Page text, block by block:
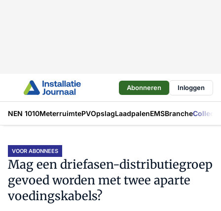
Abonneren Inloggen
NEN 1010MeterruimtePVOpslagLaadpalenEMSBranche
VOOR ABONNEES
Mag een driefasen-distributiegroep
gevoed worden met twee aparte
voedingskabels?